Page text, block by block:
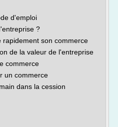
d'emploi
?
son commerce
de la valeur de l'entreprise
commerce
un commerce
dans la cession